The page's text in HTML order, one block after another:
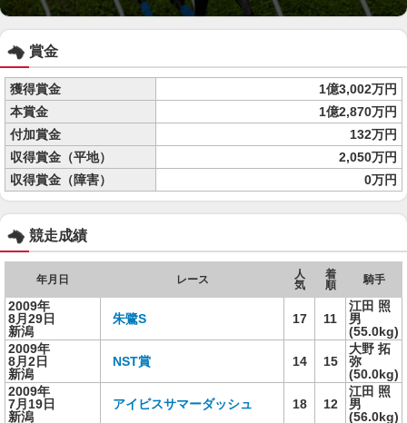
賞金
獲得賞金
1億3,002万円
本賞金
1億2,870万円
付加賞金
132万円
収得賞金（平地）
2,050万円
収得賞金（障害）
0万円
競走成績
年月日 レース
人
気
着
順
騎手
2009年
8月29日
新潟
朱鷺S 17 11
江田 照
男
(55.0kg)
2009年
8月2日
新潟
NST賞 14 15
大野 拓
弥
(50.0kg)
2009年
7月19日
新潟
アイビスサマーダッシュ 18 12
江田 照
男
(56.0kg)